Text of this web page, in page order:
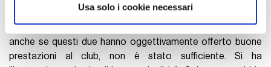
informazioni sul modo in cui utilizza il nostro sito con i
nostri partner che si occupano di analisi dei dati web,
pubblicità e social media, i quali potrebbero combinarle
con altre informazioni che ha fornito loro o che hanno
raccolto dal suo utilizzo dei loro servizi.
Usa solo i cookie necessari
I Galaxy hanno poi ingaggiato altre leggende in età avanzata
comeZlatan IbrahimovićeChicharito Hernández, e
anche se questi due hanno oggettivamente offerto buone
prestazioni al club, non è stato sufficiente. Si ha